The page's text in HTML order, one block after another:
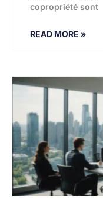
copropriété sont
READ MORE »